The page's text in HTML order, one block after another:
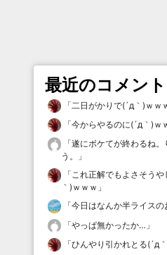
最近のコメント
「二日がかりで(´д｀)ｗｗ
「今からやるのに(´д｀)ｗ
「遂にボケてが終わるね。
う。
」
「これ正解でもよさそう
｀)ｗｗｗ 」
「今日はなんか半ライス
「やっぱ無かったか… 」
「ひんやり引かれとる(´д